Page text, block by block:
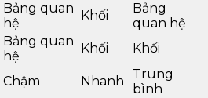
Bảng quan
hệ
Khối
Bảng
quan hệ
Bảng quan
hệ
Khối Khối
Chậm Nhanh
Trung
bình